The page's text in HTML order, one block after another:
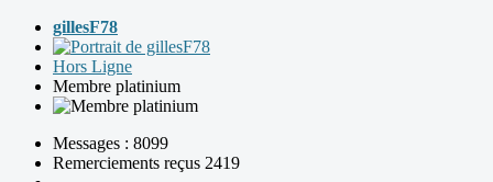
gillesF78
Hors Ligne
Membre platinium
Messages : 8099
Remerciements reçus 2419